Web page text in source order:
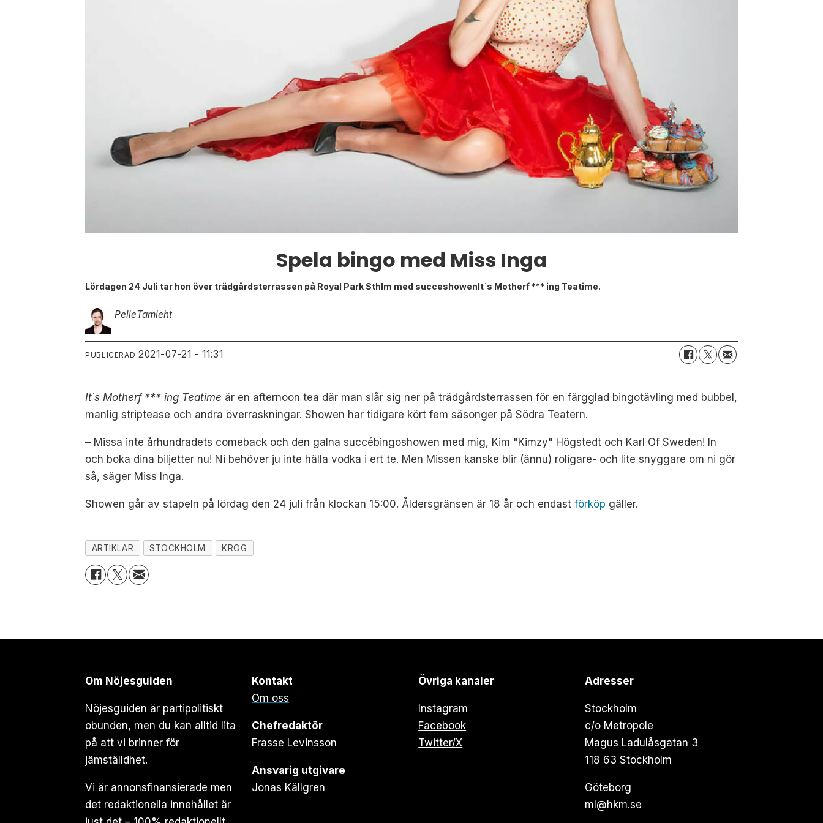
Spela bingo med Miss Inga
Lördagen 24 Juli tar hon över trädgårdsterrassen på Royal Park Sthlm med succeshowenIt´s Motherf *** ing Teatime.
PelleTamleht
PUBLICERAD 2021-07-21 - 11:31
It´s Motherf *** ing Teatime är en afternoon tea där man slår sig ner på trädgårdsterrassen för en färgglad bingotävling med bubbel,
manlig striptease och andra överraskningar. Showen har tidigare kört fem säsonger på Södra Teatern.
– Missa inte århundradets comeback och den galna succébingoshowen med mig, Kim "Kimzy" Högstedt och Karl Of Sweden! In
och boka dina biljetter nu! Ni behöver ju inte hälla vodka i ert te. Men Missen kanske blir (ännu) roligare- och lite snyggare om ni gör
så, säger Miss Inga.
Showen går av stapeln på lördag den 24 juli från klockan 15:00. Åldersgränsen är 18 år och endastförköp gäller.
ARTIKLAR STOCKHOLM KROG
Om Nöjesguiden
Nöjesguiden är partipolitiskt
obunden, men du kan alltid lita
på att vi brinner för
jämställdhet.
Vi är annonsfinansierade men
det redaktionella innehållet är
Kontakt
Om oss
Chefredaktör
Frasse Levinsson
Ansvarig utgivare
Jonas Källgren
Övriga kanaler
Instagram
Facebook
Twitter/X
Adresser
Stockholm
c/o Metropole
Magus Ladulåsgatan 3
118 63 Stockholm
Göteborg
ml@hkm.se